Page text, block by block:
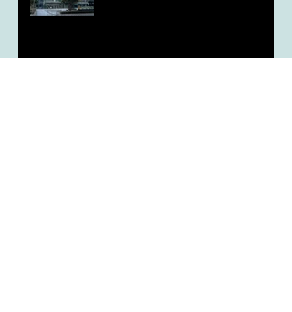
aT, ‘기후변화대응처’ 신설